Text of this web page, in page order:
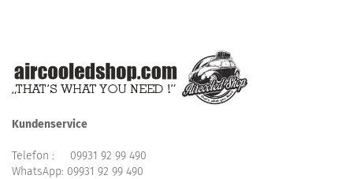
Kundenservice
Telefon : 09931 92 99 490
WhatsApp: 09931 92 99 490